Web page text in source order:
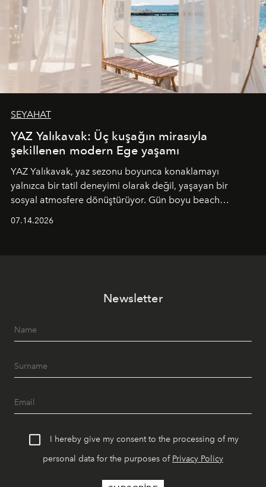
SEYAHAT
YAZ Yalıkavak: Üç kuşağın mirasıyla
şekillenen modern Ege yaşamı
YAZ Yalıkavak, yaz sezonu boyunca konaklamayı
yalnızca bir tatil deneyimi olarak değil, yaşayan bir
sosyal atmosfere dönüştürüyor. Gün boyu beach
geceye taşıyarak her hafta farklı bir deneyim sunuyor.
07.14.2026
Newsletter
I hereby give my consent to the processing of my
personal data for the purposes of Privacy Policy